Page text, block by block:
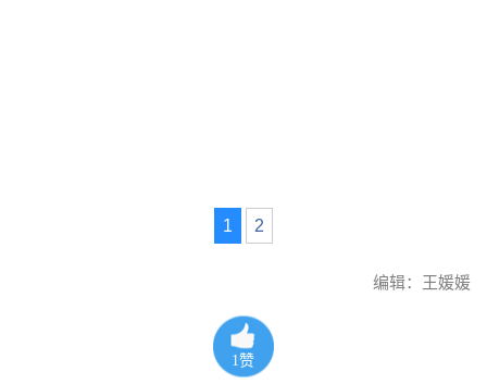
1 2
编辑：王媛媛
1 赞